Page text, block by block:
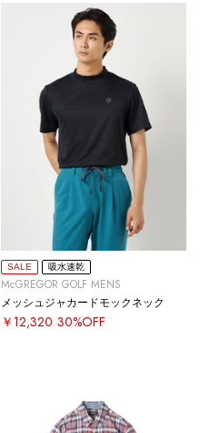
SALE 吸水速乾
McGREGOR GOLF MENS
メッシュジャカードモックネック
￥12,320 30%OFF